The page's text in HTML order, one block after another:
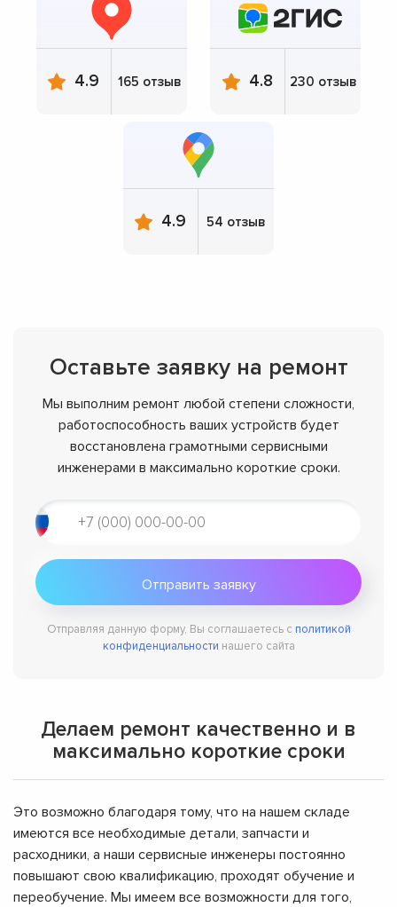
4.9 165 отзыв 4.8 230 отзыв
4.9 54 отзыв
Оставьте заявку на ремонт
Мы выполним ремонт любой степени сложности,
работоспособность ваших устройств будет
восстановлена грамотными сервисными
инженерами в максимально короткие сроки.
Отправляя данную форму, Вы соглашаетесь с политикой
конфиденциальности нашего сайта
Делаем ремонт качественно и в
максимально короткие сроки
Это возможно благодаря тому, что на нашем складе
имеются все необходимые детали, запчасти и
расходники, а наши сервисные инженеры постоянно
повышают свою квалификацию, проходят обучение и
переобучение. Мы имеем все возможности для того,